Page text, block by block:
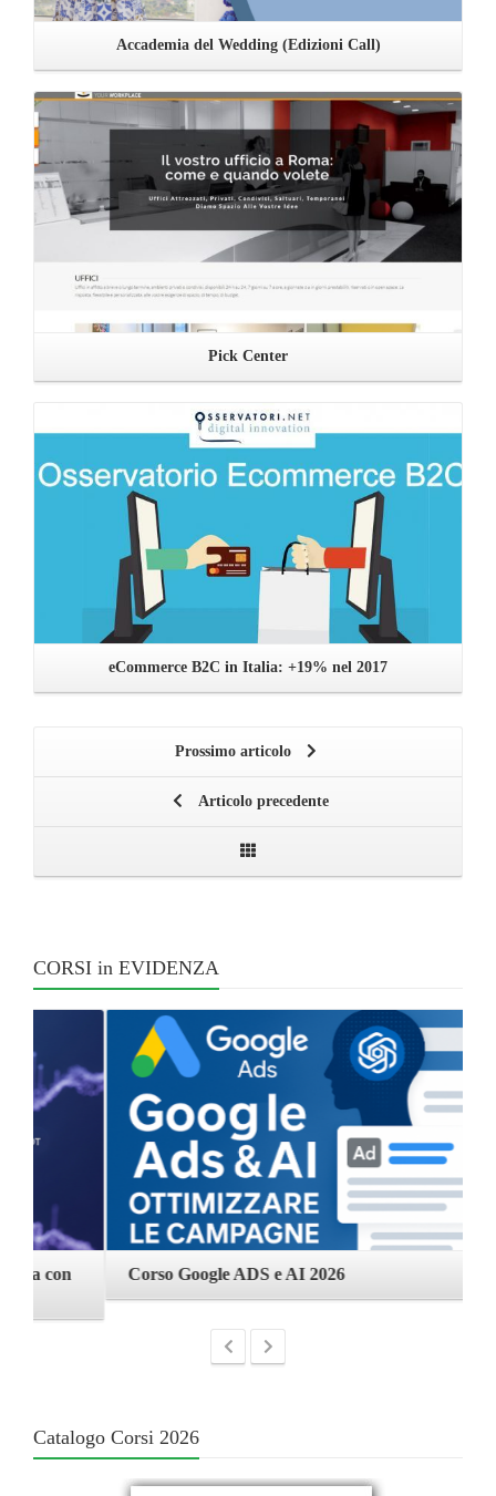
Accademia del Wedding (Edizioni Call)
Pick Center
eCommerce B2C in Italia: +19% nel 2017
Prossimo articolo
Articolo precedente
CORSI in EVIDENZA
Corso Google ADS e AI 2026
Catalogo Corsi 2026